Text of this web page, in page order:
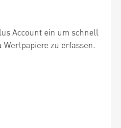
Account ein um schnell
zu erfassen.